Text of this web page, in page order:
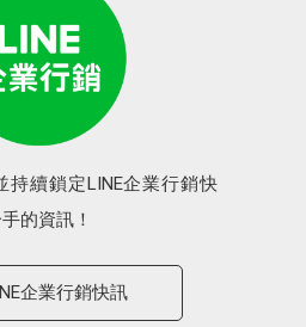
持續鎖定LINE企業行銷快
的資訊！
企業行銷快訊